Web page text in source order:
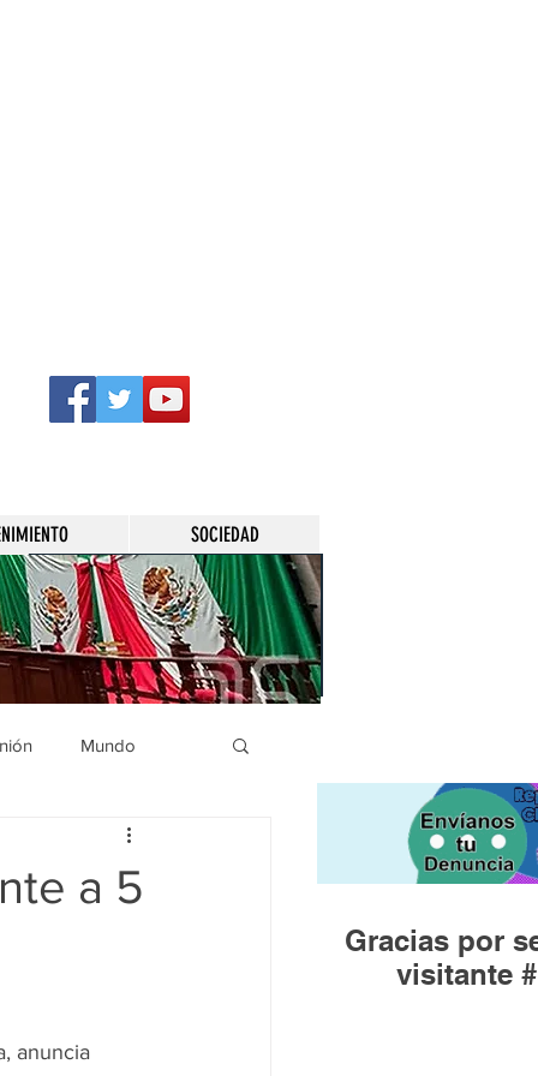
SOCIEDAD
Mundo
Municipios
a 5
anuncia
Gracias por
visitante #